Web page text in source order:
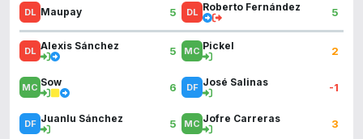
Maupay 5
Alexis Sánchez 5
Sow 6
Juanlu Sánchez 5
Roberto Fernández 5
Pickel 2
José Salinas -1
Jofre Carreras 3